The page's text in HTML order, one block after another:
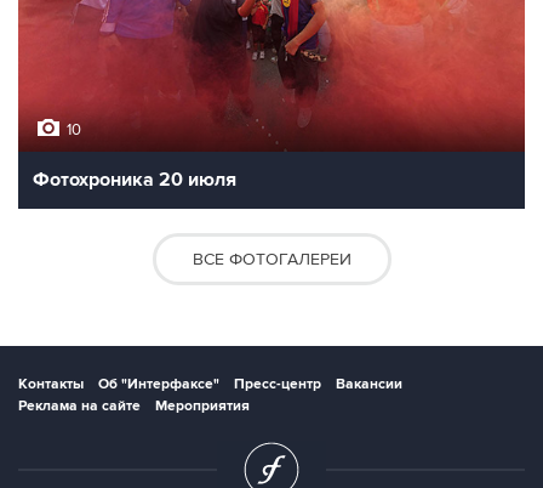
10
Фотохроника 20 июля
ВСЕ ФОТОГАЛЕРЕИ
Контакты Об "Интерфаксе" Пресс-центр
Вакансии
Реклама на сайте
Мероприятия